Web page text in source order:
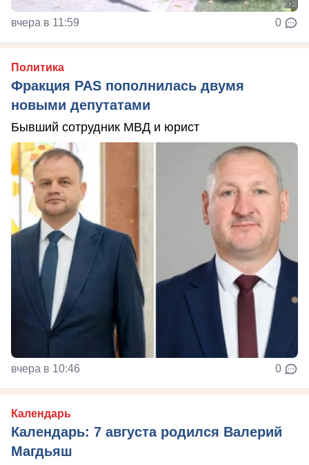
вчера в 11:59 0
Политика
Фракция PAS пополнилась двумя
новыми депутатами
Бывший сотрудник МВД и юрист
вчера в 10:46 0
Календарь
Календарь: 7 августа родился Валерий
Магдьяш